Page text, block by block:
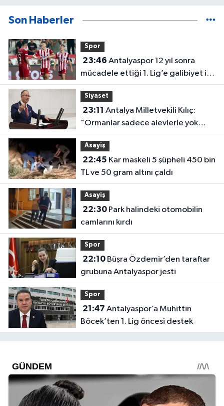
Son Haberler
Spor
23:46
mücadele ettiği 1. Lig’e galibiyet ile
başladı
Siyaset
23:11
"Ormanlar sadece alevlerle yok
olmuyor"
Asayiş
22:45
TL ve 50 gram altını çaldı
Asayiş
22:30Park halindeki otomobilin
camlarını kırdı
Spor
22:10Büşra Özdemir’den taraftar
grubuna Antalyaspor jesti
Spor
21:47
Böcek’ten 1. Lig öncesi destek